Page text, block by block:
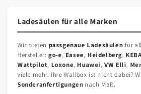
Ladesäulen für alle Marken
Wir bieten passgenaue Ladesäulen für
Hersteller:go-e, Easee, Heidelberg,
Wattpilot, Loxone, Huawei,VW Elli,
viele mehr. Ihre Wallbox ist nicht dabei?
Sonderanfertigungen nach Maß.